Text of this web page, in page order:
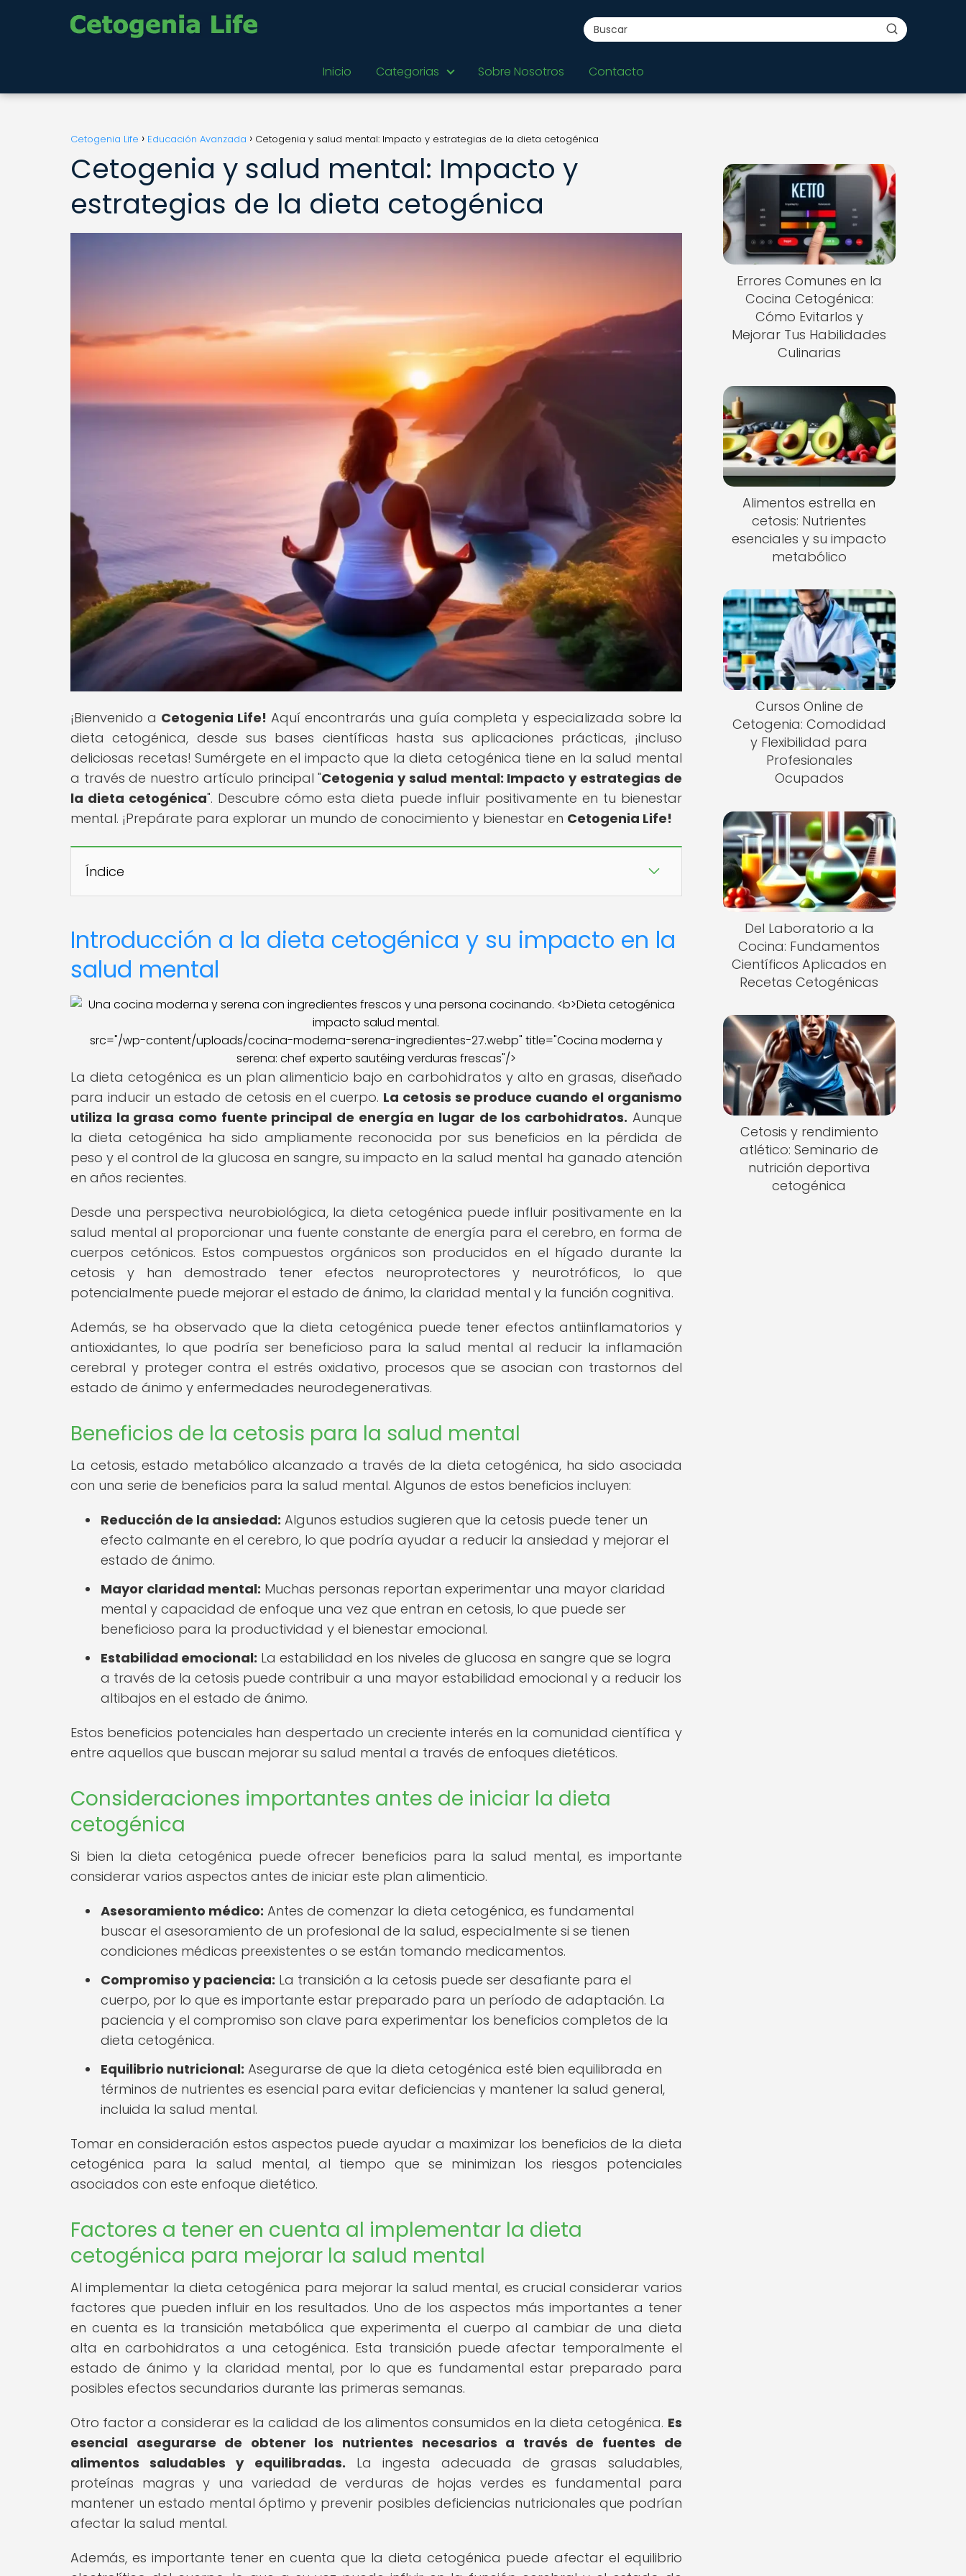
Inicio Categorias Sobre Nosotros Contacto
Cetogenia Life Educación Avanzada Cetogenia y salud mental: Impacto y estrategias de la dieta cetogénica
Cetogenia y salud mental: Impacto y
estrategias de la dieta cetogénica
¡Bienvenido a Cetogenia Life! Aquí encontrarás una guía completa y especializada sobre la
dieta cetogénica, desde sus bases científicas hasta sus aplicaciones prácticas, ¡incluso
deliciosas recetas! Sumérgete en el impacto que la dieta cetogénica tiene en la salud mental
a través de nuestro artículo principal "Cetogenia y salud mental: Impacto y estrategias de
la dieta cetogénica". Descubre cómo esta dieta puede influir positivamente en tu bienestar
mental. ¡Prepárate para explorar un mundo de conocimiento y bienestar en Cetogenia Life!
Índice
Introducción a la dieta cetogénica y su impacto en la
salud mental
src="/wp-content/uploads/cocina-moderna-serena-ingredientes-27.webp" title="Cocina moderna y
serena: chef experto sautéing verduras frescas"/>
La dieta cetogénica es un plan alimenticio bajo en carbohidratos y alto en grasas, diseñado
para inducir un estado de cetosis en el cuerpo. La cetosis se produce cuando el organismo
utiliza la grasa como fuente principal de energía en lugar de los carbohidratos. Aunque
la dieta cetogénica ha sido ampliamente reconocida por sus beneficios en la pérdida de
peso y el control de la glucosa en sangre, su impacto en la salud mental ha ganado atención
en años recientes.
Desde una perspectiva neurobiológica, la dieta cetogénica puede influir positivamente en la
salud mental al proporcionar una fuente constante de energía para el cerebro, en forma de
cuerpos cetónicos. Estos compuestos orgánicos son producidos en el hígado durante la
cetosis y han demostrado tener efectos neuroprotectores y neurotróficos, lo que
potencialmente puede mejorar el estado de ánimo, la claridad mental y la función cognitiva.
Además, se ha observado que la dieta cetogénica puede tener efectos antiinflamatorios y
antioxidantes, lo que podría ser beneficioso para la salud mental al reducir la inflamación
cerebral y proteger contra el estrés oxidativo, procesos que se asocian con trastornos del
estado de ánimo y enfermedades neurodegenerativas.
Beneficios de la cetosis para la salud mental
La cetosis, estado metabólico alcanzado a través de la dieta cetogénica, ha sido asociada
con una serie de beneficios para la salud mental. Algunos de estos beneficios incluyen:
Reducción de la ansiedad: Algunos estudios sugieren que la cetosis puede tener un
efecto calmante en el cerebro, lo que podría ayudar a reducir la ansiedad y mejorar el
estado de ánimo.
Mayor claridad mental: Muchas personas reportan experimentar una mayor claridad
mental y capacidad de enfoque una vez que entran en cetosis, lo que puede ser
beneficioso para la productividad y el bienestar emocional.
Estabilidad emocional: La estabilidad en los niveles de glucosa en sangre que se logra
a través de la cetosis puede contribuir a una mayor estabilidad emocional y a reducir los
altibajos en el estado de ánimo.
Estos beneficios potenciales han despertado un creciente interés en la comunidad científica y
entre aquellos que buscan mejorar su salud mental a través de enfoques dietéticos.
Consideraciones importantes antes de iniciar la dieta
cetogénica
Si bien la dieta cetogénica puede ofrecer beneficios para la salud mental, es importante
considerar varios aspectos antes de iniciar este plan alimenticio.
Asesoramiento médico: Antes de comenzar la dieta cetogénica, es fundamental
buscar el asesoramiento de un profesional de la salud, especialmente si se tienen
condiciones médicas preexistentes o se están tomando medicamentos.
Compromiso y paciencia: La transición a la cetosis puede ser desafiante para el
cuerpo, por lo que es importante estar preparado para un período de adaptación. La
paciencia y el compromiso son clave para experimentar los beneficios completos de la
dieta cetogénica.
Equilibrio nutricional: Asegurarse de que la dieta cetogénica esté bien equilibrada en
términos de nutrientes es esencial para evitar deficiencias y mantener la salud general,
incluida la salud mental.
Tomar en consideración estos aspectos puede ayudar a maximizar los beneficios de la dieta
cetogénica para la salud mental, al tiempo que se minimizan los riesgos potenciales
asociados con este enfoque dietético.
Factores a tener en cuenta al implementar la dieta
cetogénica para mejorar la salud mental
Al implementar la dieta cetogénica para mejorar la salud mental, es crucial considerar varios
factores que pueden influir en los resultados. Uno de los aspectos más importantes a tener
en cuenta es la transición metabólica que experimenta el cuerpo al cambiar de una dieta
alta en carbohidratos a una cetogénica. Esta transición puede afectar temporalmente el
estado de ánimo y la claridad mental, por lo que es fundamental estar preparado para
posibles efectos secundarios durante las primeras semanas.
Otro factor a considerar es la calidad de los alimentos consumidos en la dieta cetogénica. Es
esencial asegurarse de obtener los nutrientes necesarios a través de fuentes de
alimentos saludables y equilibradas. La ingesta adecuada de grasas saludables,
proteínas magras y una variedad de verduras de hojas verdes es fundamental para
mantener un estado mental óptimo y prevenir posibles deficiencias nutricionales que podrían
afectar la salud mental.
Además, es importante tener en cuenta que la dieta cetogénica puede afectar el equilibrio
Errores Comunes en la
Cocina Cetogénica:
Cómo Evitarlos y
Mejorar Tus Habilidades
Culinarias
Alimentos estrella en
cetosis: Nutrientes
esenciales y su impacto
metabólico
Cursos Online de
Cetogenia: Comodidad
y Flexibilidad para
Profesionales
Ocupados
Del Laboratorio a la
Cocina: Fundamentos
Científicos Aplicados en
Recetas Cetogénicas
Cetosis y rendimiento
atlético: Seminario de
nutrición deportiva
cetogénica